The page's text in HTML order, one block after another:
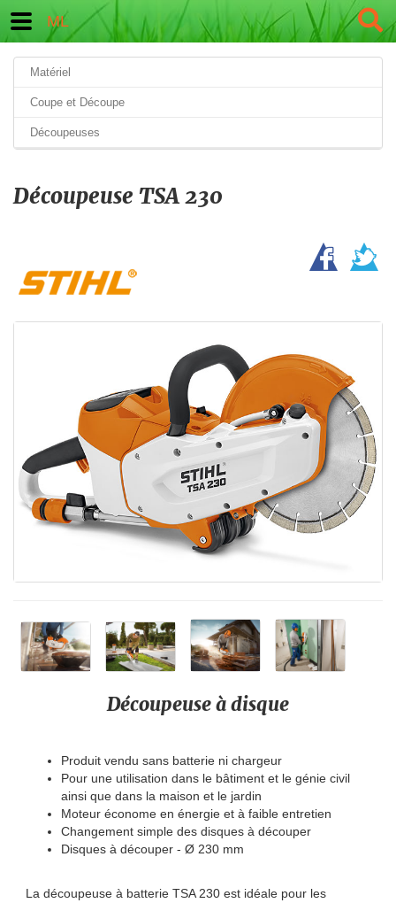
ML
Matériel
Coupe et Découpe
Découpeuses
Découpeuse TSA 230
Découpeuse à disque
Produit vendu sans batterie ni chargeur
Pour une utilisation dans le bâtiment et le génie civil
ainsi que dans la maison et le jardin
Moteur économe en énergie et à faible entretien
Changement simple des disques à découper
Disques à découper - Ø 230 mm
La découpeuse à batterie TSA 230 est idéale pour les